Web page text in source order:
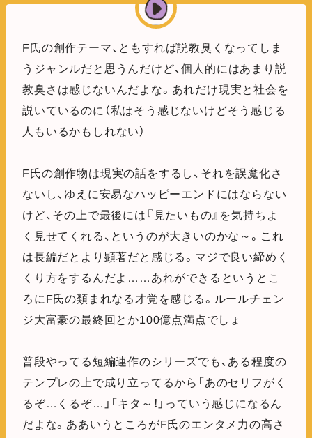
F氏の創作テーマ、ともすれば説教臭くなってしま
うジャンルだと思うんだけど、個人的にはあまり説
教臭さは感じないんだよな。あれだけ現実と社会を
説いているのに（私はそう感じないけどそう感じる
人もいるかもしれない）
F氏の創作物は現実の話をするし、それを誤魔化さ
ないし、ゆえに安易なハッピーエンドにはならない
けど、その上で最後には『見たいもの』を気持ちよ
く見せてくれる、というのが大きいのかな～。これ
は長編だとより顕著だと感じる。マジで良い締めく
くり方をするんだよ……あれができるというとこ
ろにF氏の類まれなる才覚を感じる。ルールチェン
ジ大富豪の最終回とか100億点満点でしょ
普段やってる短編連作のシリーズでも、ある程度の
テンプレの上で成り立ってるから「あのセリフがく
るぞ…くるぞ…」「キタ～！」っていう感じになるん
だよな。ああいうところがF氏のエンタメ力の高さ